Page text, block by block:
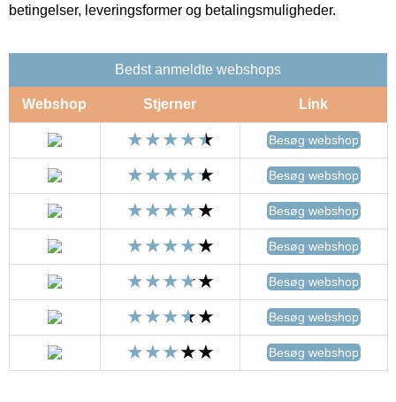
betingelser, leveringsformer og betalingsmuligheder.
Bedst anmeldte webshops
Webshop Stjerner Link
Besøg webshop
Besøg webshop
Besøg webshop
Besøg webshop
Besøg webshop
Besøg webshop
Besøg webshop